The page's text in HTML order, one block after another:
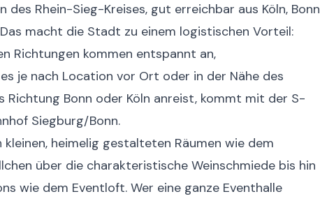
des Rhein-Sieg-Kreises, gut erreichbar aus Köln, Bonn
macht die Stadt zu einem logistischen Vorteil:
Richtungen kommen entspannt an,
je nach Location vor Ort oder in der Nähe des
Richtung Bonn oder Köln anreist, kommt mit der S-
Siegburg/Bonn.
heimelig gestalteten Räumen wie dem
über die charakteristische Weinschmiede bis hin
wie dem Eventloft. Wer eine ganze Eventhalle